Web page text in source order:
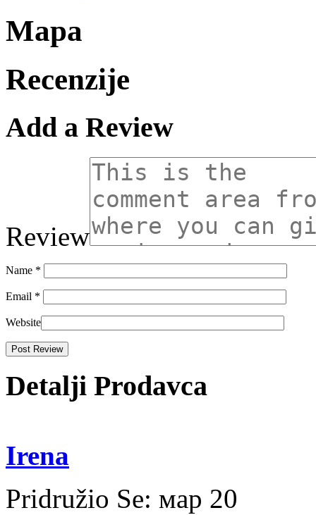
Mapa
Recenzije
Add a Review
Review
Name *
Email *
Website
Detalji Prodavca
Irena
Pridružio Se: мар 20